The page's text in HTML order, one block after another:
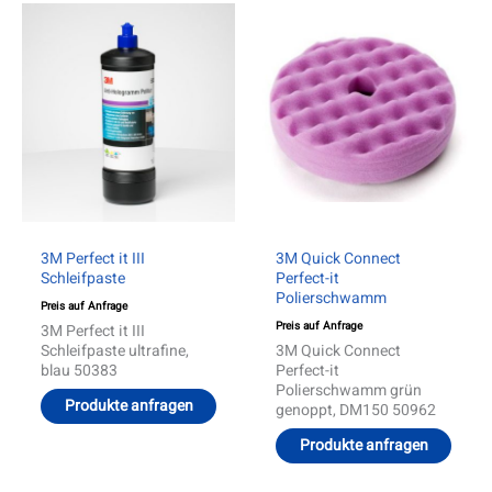
3M Perfect it III
Schleifpaste
Preis auf Anfrage
3M Perfect it III
Schleifpaste ultrafine,
blau 50383
Produkte anfragen
3M Quick Connect
Perfect-it
Polierschwamm
Preis auf Anfrage
3M Quick Connect
Perfect-it
Polierschwamm grün
genoppt, DM150 50962
Produkte anfragen
auf.
Die